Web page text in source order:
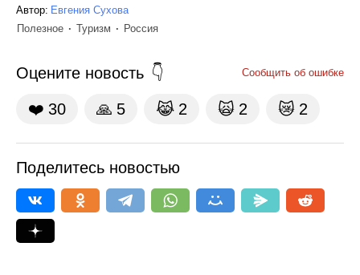
Автор: Евгения Сухова
Полезное
Туризм Россия
Оцените новость Сообщить об ошибке
❤️ 30 🙏 5 😹 2 🙀 2 😿 2
Поделитесь новостью